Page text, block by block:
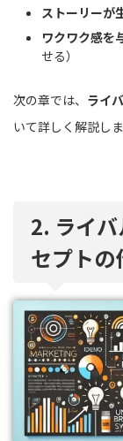
ストーリーが
ワクワク感を
せる）
次の章では、 ライ
いて詳しく解説しま
2. ライ
セプトの